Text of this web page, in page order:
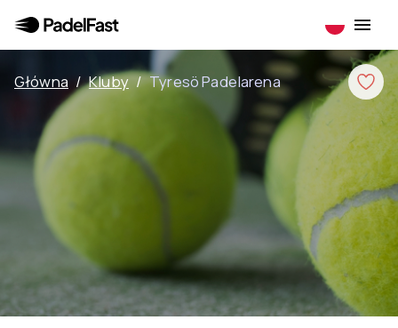
Główna / Kluby / Tyresö Padelarena